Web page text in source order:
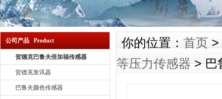
公司产品 Product
贺德克巴鲁夫倍加福传感器
贺德克发讯器
巴鲁夫颜色传感器
你的位置： 首页 >
等压力传感器> 巴